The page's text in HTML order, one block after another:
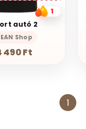
1
autó 2
Shop
490 Ft
1